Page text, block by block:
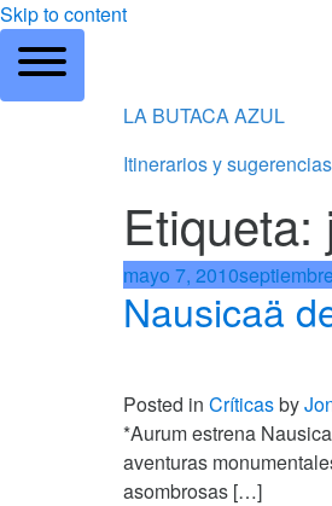
Skip to content
LA BUTACA AZUL
Itinerarios y
Etiqueta:
mayo 7, 2010
Nausicaä
Posted in Críticasby
*Aurum estrena
aventuras
asombrosas […]